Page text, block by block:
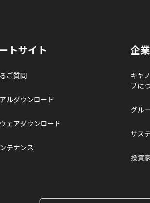
トサイト
ご質問
ルダウンロード
ェアダウンロード
テナンス
企
キヤ
プに
グル
サス
投資